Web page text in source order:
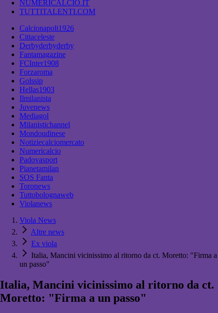
NUMERICALCIO.IT
TUTTITALENTI.COM
Calcionapoli1926
Cittaceleste
Derbyderbyderby
Fantamagazine
FCInter1908
Forzaroma
Golssip
Hellas1903
Ilmilanista
Juvenews
Mediagol
Milanistichannel
Mondoudinese
Notiziecalciomercato
Numericalcio
Padovasport
Pianetamilan
SOS Fanta
Toronews
Tuttobolognaweb
Violanews
Viola News
Altre news
Ex viola
Italia, Mancini vicinissimo al ritorno da ct. Moretto: "Firma a
un passo"
Italia, Mancini vicinissimo al ritorno da ct.
Moretto: "Firma a un passo"